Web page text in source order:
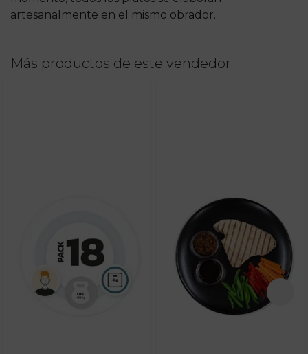
artesanalmente en el mismo obrador.
Más productos de este vendedor